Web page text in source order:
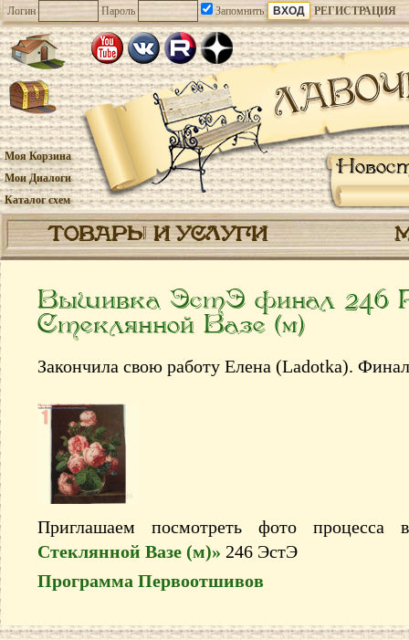
Логин Пароль Запомнить РЕГИСТРАЦИЯ
Моя Корзина
Мои Диалоги
Каталог схем
ТОВАРЫ И УСЛУГИ
Вышивка ЭстЭ финал 246
Стеклянной Вазе (м)
Закончила свою работу Елена (Ladotka).
Приглашаем посмотреть фото
Стеклянной Вазе (м)» 246 ЭстЭ
Программа Первоотшивов